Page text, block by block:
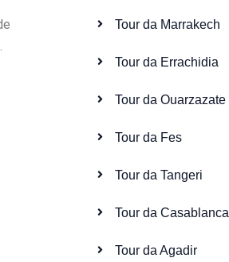
Tour da Marrakech
Tour da Errachidia
Tour da Ouarzazate
Tour da Fes
Tour da Tangeri
Tour da Casablanca
Tour da Agadir